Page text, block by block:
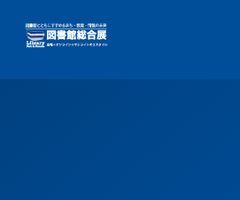
ー
用
メ